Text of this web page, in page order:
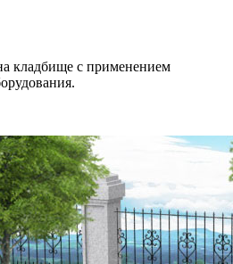
кладбище с применением